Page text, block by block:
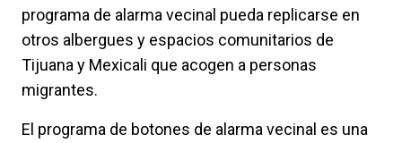
programa de alarma vecinal pueda replicarse en
otros albergues y espacios comunitarios de
Tijuana y Mexicali que acogen a personas
migrantes.
El programa de botones de alarma vecinal es una